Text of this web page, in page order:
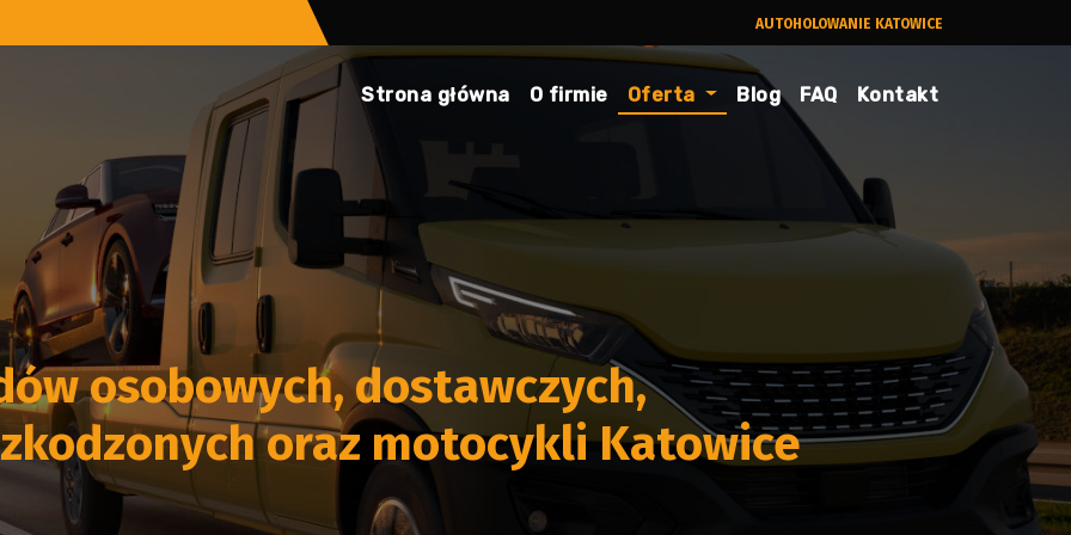
AUTOHOLOWANIE KATOWICE
Strona główna O firmie Oferta Blog FAQ Kontakt
osobowych, dostawczych,
oraz motocykli Katowice